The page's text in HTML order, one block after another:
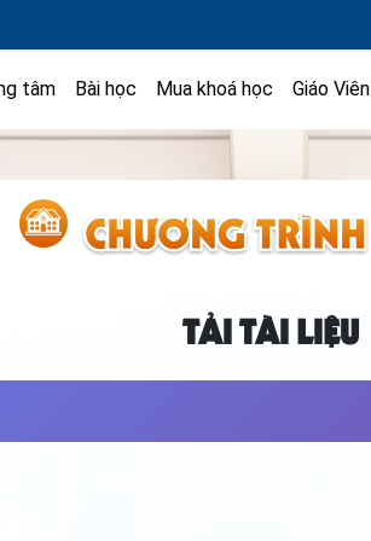
tâm Bài học Mua khoá học Giáo Viên
TẢI TÀI LIỆU